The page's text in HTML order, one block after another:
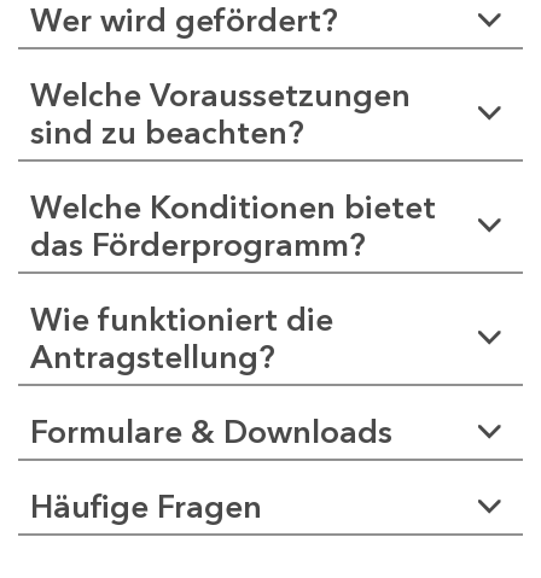
Wer wird gefördert?
Welche Voraussetzungen
sind zu beachten?
Welche Konditionen bietet
das Förderprogramm?
Wie funktioniert die
Antragstellung?
Formulare & Downloads
Häufige Fragen